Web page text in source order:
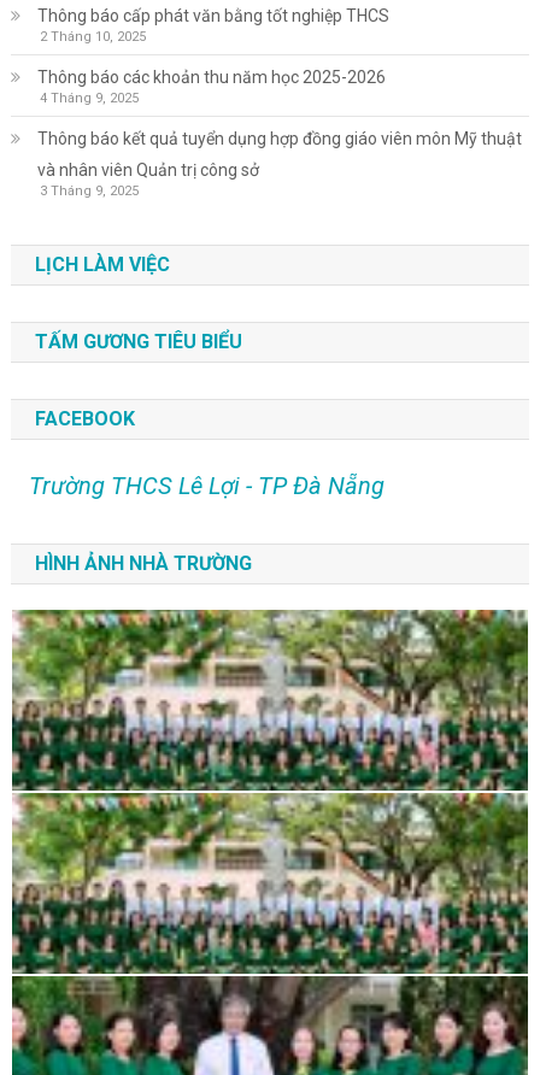
Thông báo cấp phát văn bằng tốt nghiệp THCS
2 Tháng 10, 2025
Thông báo các khoản thu năm học 2025-2026
4 Tháng 9, 2025
Thông báo kết quả tuyển dụng hợp đồng giáo viên môn Mỹ thuật
và nhân viên Quản trị công sở
3 Tháng 9, 2025
LỊCH LÀM VIỆC
TẤM GƯƠNG TIÊU BIỂU
FACEBOOK
Trường THCS Lê Lợi - TP Đà Nẵng
HÌNH ẢNH NHÀ TRƯỜNG